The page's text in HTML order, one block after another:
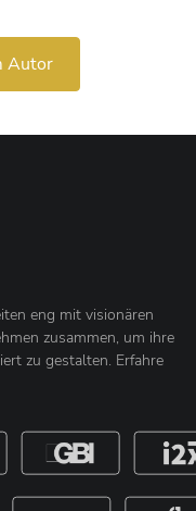
Autor
eng mit visionären
zusammen, um ihre
zu gestalten. Erfahre